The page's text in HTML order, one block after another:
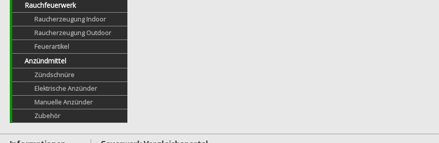
Rauchfeuerwerk
Raucherzeugung Indoor
Raucherzeugung Outdoor
Feuerartikel
Anzündmittel
Zündschnüre
Elektrische Anzünder
Manuelle Anzünder
Zubehör